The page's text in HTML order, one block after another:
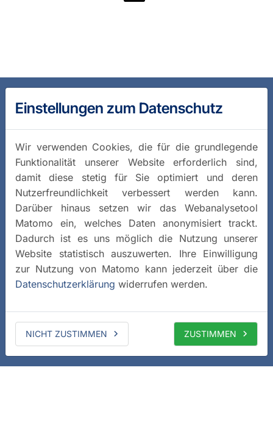
Einstellungen zum Datenschutz
Wir verwenden Cookies, die für die grundlegende
Funktionalität unserer Website erforderlich sind,
damit diese stetig für Sie optimiert und deren
Nutzerfreundlichkeit verbessert werden kann.
Darüber hinaus setzen wir das Webanalysetool
Matomo ein, welches Daten anonymisiert trackt.
Dadurch ist es uns möglich die Nutzung unserer
Website statistisch auszuwerten. Ihre Einwilligung
zur Nutzung von Matomo kann jederzeit über die
Datenschutzerklärung widerrufen werden.
NICHT ZUSTIMMEN ZUSTIMMEN